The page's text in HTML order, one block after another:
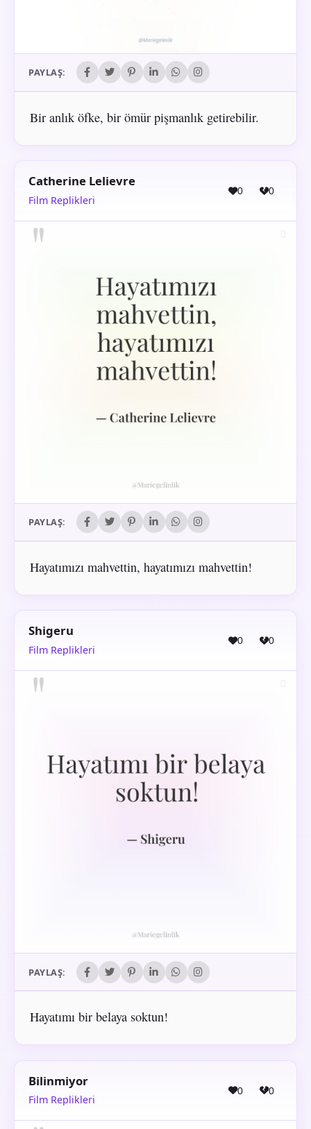
PAYLAŞ:
Bir anlık öfke, bir ömür pişmanlık getirebilir.
Catherine Lelievre
Film Replikleri
0 0
PAYLAŞ:
Hayatımızı mahvettin, hayatımızı mahvettin!
Shigeru
Film Replikleri
0 0
PAYLAŞ:
Hayatımı bir belaya soktun!
Bilinmiyor
Film Replikleri
0 0